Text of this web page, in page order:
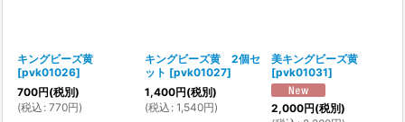
キングビーズ黄
[pvk01026]
700円(税別)
(税込 : 770円)
キングビーズ黄 2個セ
ット [pvk01027]
1,400円(税別)
(税込 : 1,540円)
美キングビーズ黄
[pvk01031]
2,000円(税別)